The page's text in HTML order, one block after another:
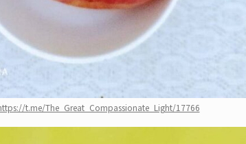
t.me/The_Great_Compassionate_Light/17766